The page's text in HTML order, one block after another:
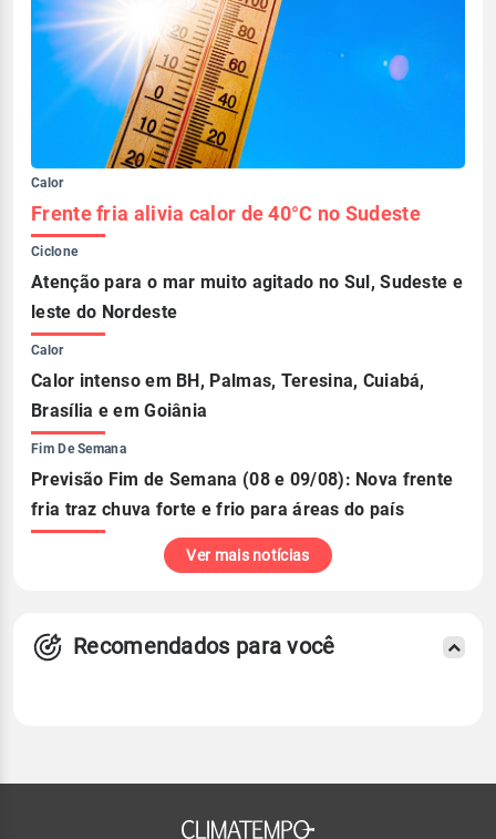
Calor
Frente fria alivia calor de 40°C no Sudeste
Ciclone
Atenção para o mar muito agitado no Sul, Sudeste e
leste do Nordeste
Calor
Calor intenso em BH, Palmas, Teresina, Cuiabá,
Brasília e em Goiânia
Fim De Semana
Previsão Fim de Semana (08 e 09/08): Nova frente
fria traz chuva forte e frio para áreas do país
Ver mais notícias
Recomendados para você